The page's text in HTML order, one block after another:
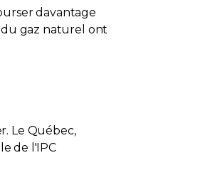
davantage
du gaz naturel ont
Le Québec,
de l'IPC